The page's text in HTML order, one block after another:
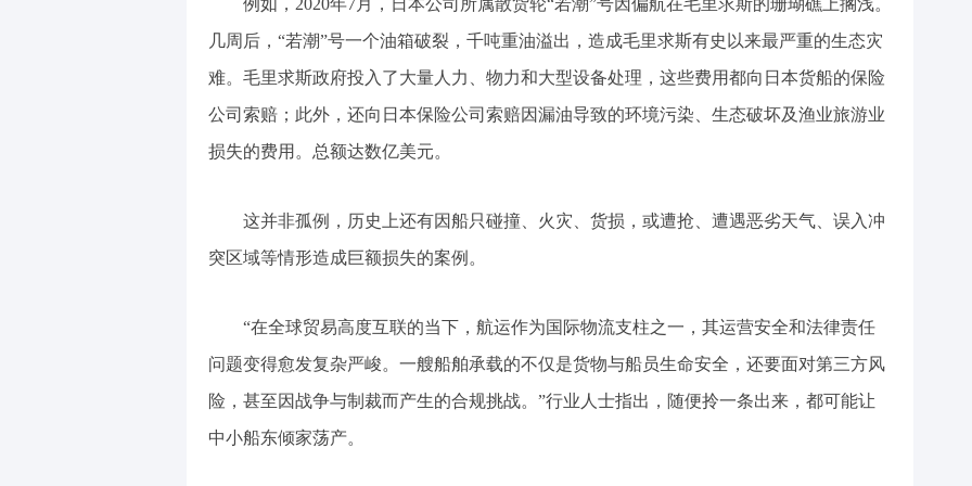
例如，2020年7月，日本公司所属散货轮“若潮”号因偏航在毛里求斯的珊瑚礁上搁浅。
几周后，“若潮”号一个油箱破裂，千吨重油溢出，造成毛里求斯有史以来最严重的生态灾
难。毛里求斯政府投入了大量人力、物力和大型设备处理，这些费用都向日本货船的保险
公司索赔；此外，还向日本保险公司索赔因漏油导致的环境污染、生态破坏及渔业旅游业
损失的费用。总额达数亿美元。
这并非孤例，历史上还有因船只碰撞、火灾、货损，或遭抢、遭遇恶劣天气、误入冲
突区域等情形造成巨额损失的案例。
“在全球贸易高度互联的当下，航运作为国际物流支柱之一，其运营安全和法律责任
问题变得愈发复杂严峻。一艘船舶承载的不仅是货物与船员生命安全，还要面对第三方风
险，甚至因战争与制裁而产生的合规挑战。”行业人士指出，随便拎一条出来，都可能让
中小船东倾家荡产。